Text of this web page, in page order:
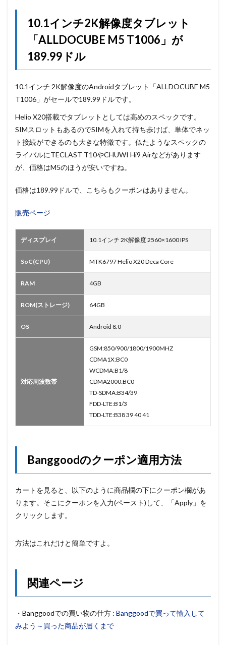
10.1インチ2K解像度タブレット
「ALLDOCUBE M5 T1006」が
189.99ドル
10.1インチ 2K解像度のAndroidタブレット「ALLDOCUBE M5
T1006」がセールで189.99ドルです。
Helio X20搭載でタブレットとしては高めのスペックです。
SIMスロットもあるのでSIMを入れて持ち歩けば、単体でネッ
ト接続ができるのも大きな特徴です。似たようなスペックの
ライバルにTECLAST T10やCHUWI Hi9 Airなどがあります
が、価格はM5のほうが安いですね。
価格は189.99ドルで、こちらもクーポンはありません。
販売ページ
ディスプレイ 10.1インチ 2K解像度 2560×1600 IPS
SoC(CPU) MTK6797 Helio X20 Deca Core
RAM 4GB
ROM(ストレージ) 64GB
OS Android 8.0
対応周波数帯
GSM:850/900/1800/1900MHZ
CDMA1X:BC0
WCDMA:B1/8
CDMA2000:BC0
TD-SDMA:B34/39
FDD-LTE:B1/3
TDD-LTE:B38 39 40 41
Banggoodのクーポン適用方法
カートを見ると、以下のように商品欄の下にクーポン欄があ
ります。そこにクーポンを入力(ペースト)して、「Apply」を
クリックします。
方法はこれだけと簡単ですよ。
関連ページ
・Banggoodでの買い物の仕方 : Banggoodで買って輸入して
みよう～買った商品が届くまで